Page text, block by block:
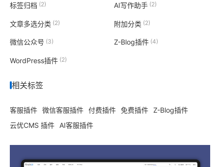
标签归档 (2) AI写作助手(2)
文章多选分类 (2) 附加分类 (2)
微信公众号 (3) Z-Blog插件(4)
WordPress插件 (2)
相关标签
客服插件 微信客服插件 付费插件 免费插件 Z-Blog插件
云优CMS 插件
AI客服插件